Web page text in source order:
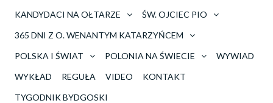
KANDYDACI NA OŁTARZE
ŚW. OJCIEC PIO
365 DNI Z O. WENANTYM KATARZYŃCEM
POLSKA I ŚWIAT
POLONIA NA ŚWIECIE
WYWIAD
WYKŁAD
REGUŁA VIDEO
KONTAKT
TYGODNIK BYDGOSKI